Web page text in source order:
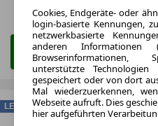
Zum Leasing Angebot
LEASING
Cookies, Endgeräte- oder
login-basierte Kennungen,
netzwerkbasierte
anderen
Browserinformationen,
unterstützte
gespeichert oder von dort
Mal wiederzuerkennen,
Webseite aufruft. Dies
hier aufgeführten